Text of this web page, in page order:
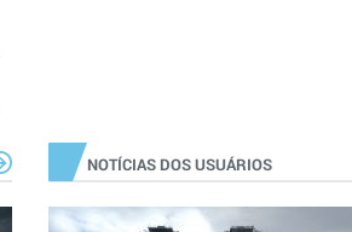
NOTÍCIAS DOS USUÁRIOS